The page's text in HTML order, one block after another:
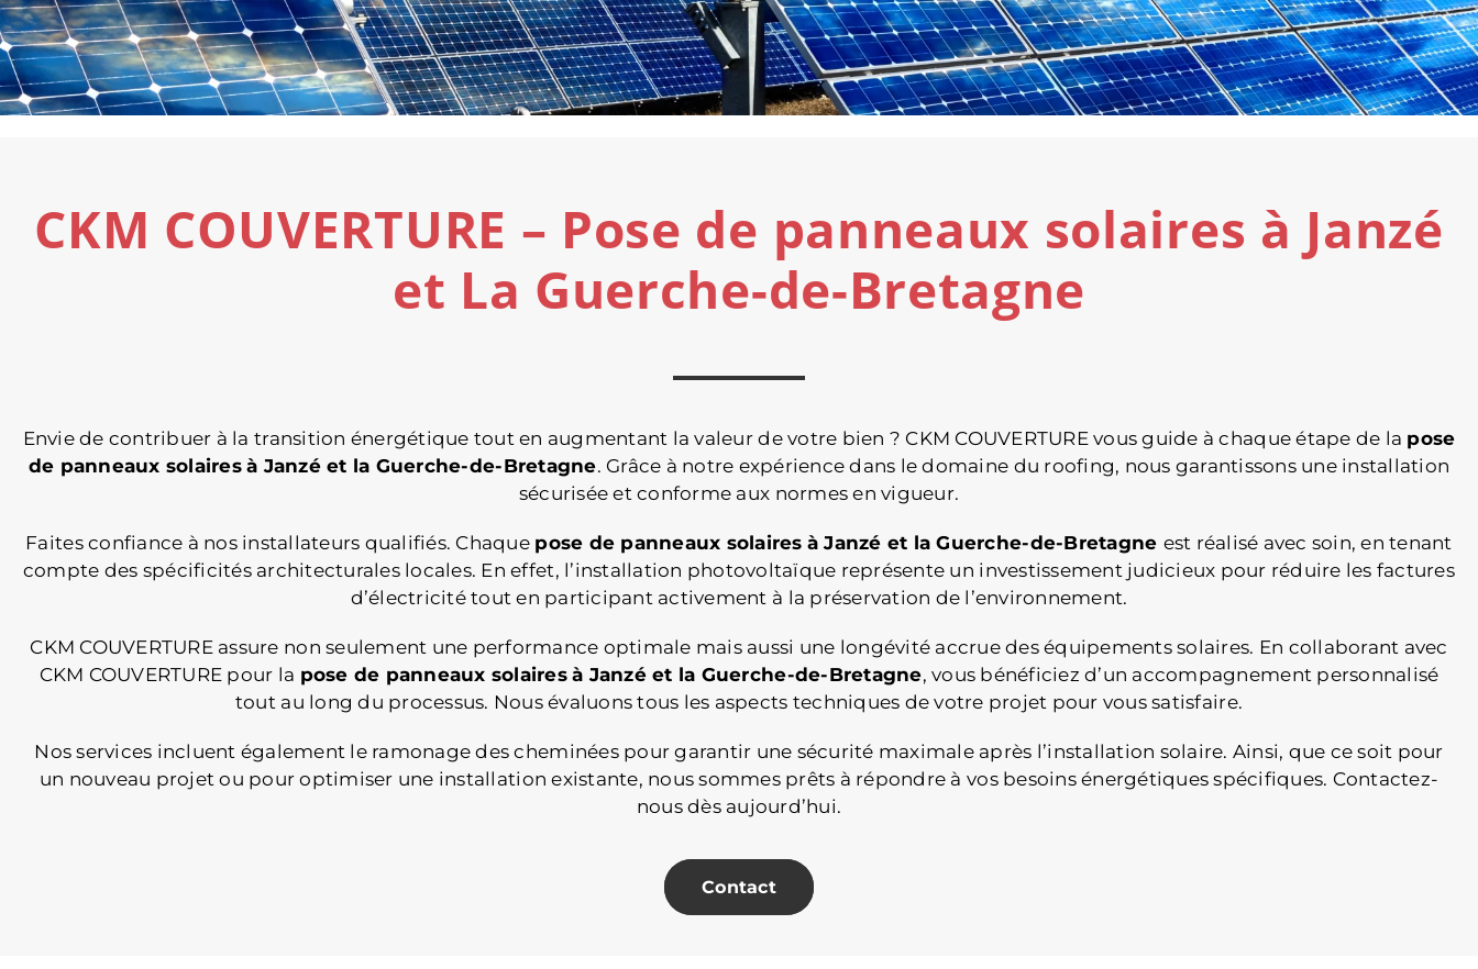
CKM COUVERTURE – Pose de panneaux solaires à Janzé
et La Guerche-de-Bretagne
Envie de contribuer à la transition énergétique tout en augmentant la valeur de votre bien ? CKM COUVERTURE vous guide à chaque étape de la pose
de panneaux solaires à Janzé et la Guerche-de-Bretagne. Grâce à notre expérience dans le domaine du roofing, nous garantissons une installation
sécurisée et conforme aux normes en vigueur.
Faites confiance à nos installateurs qualifiés. Chaque pose de panneaux solaires à Janzé et la Guerche-de-Bretagne est réalisé avec soin, en tenant
compte des spécificités architecturales locales. En effet, l’installation photovoltaïque représente un investissement judicieux pour réduire les factures
d’électricité tout en participant activement à la préservation de l’environnement.
CKM COUVERTURE assure non seulement une performance optimale mais aussi une longévité accrue des équipements solaires. En collaborant avec
CKM COUVERTURE pour la pose de panneaux solaires à Janzé et la Guerche-de-Bretagne, vous bénéficiez d’un accompagnement personnalisé
tout au long du processus. Nous évaluons tous les aspects techniques de votre projet pour vous satisfaire.
Nos services incluent également le ramonage des cheminées pour garantir une sécurité maximale après l’installation solaire. Ainsi, que ce soit pour
un nouveau projet ou pour optimiser une installation existante, nous sommes prêts à répondre à vos besoins énergétiques spécifiques. Contactez-
nous dès aujourd’hui.
Contact